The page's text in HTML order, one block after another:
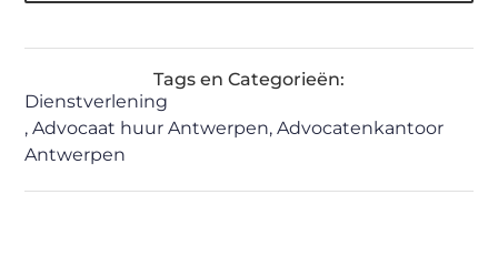
Tags en Categorieën:
Dienstverlening
,Advocaat huur Antwerpen,Advocatenkantoor
Antwerpen